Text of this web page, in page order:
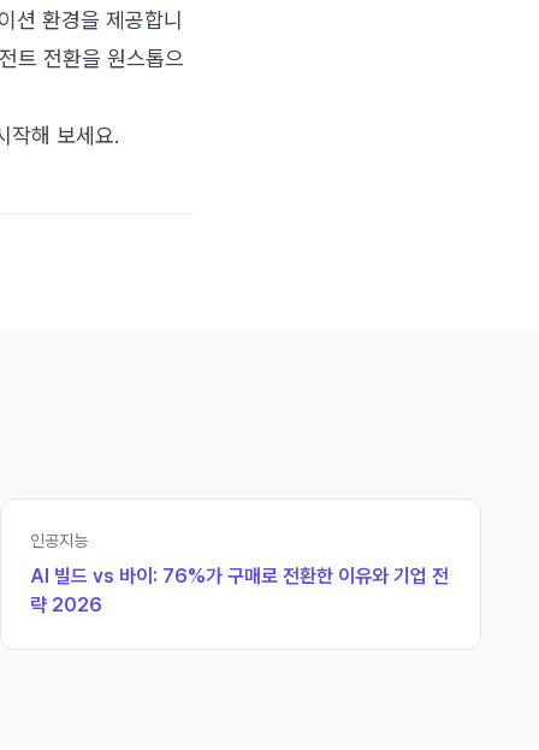
션 환경을 제공합니
트 전환을 원스톱으
해 보세요.
인공지능
AI 빌드 vs 바이: 76%가 구매로 전환한 이유와 기업 전
략 2026